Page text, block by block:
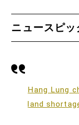
ニュースピ
Hang Lung
land